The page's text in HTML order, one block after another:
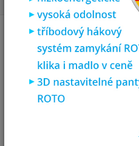
Plastová okna
plastové
PREMIUM 7000
plastové okno
jednokřídlé, bílé,